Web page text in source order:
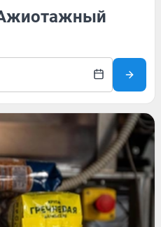
Ажиотажный